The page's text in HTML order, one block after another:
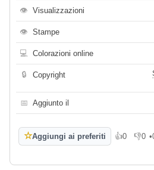
👁 Visualizzazioni
👁 Stampe
💻 Colorazioni online
🔒 Copyright
📅 Aggiunto il
☆Aggiungi ai preferiti 👍0
Mi piace
👎0
Non•